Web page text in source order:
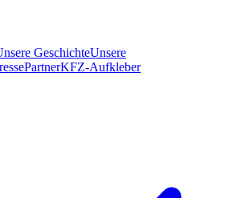
GeschichteUnsere
PartnerKFZ-Aufkleber